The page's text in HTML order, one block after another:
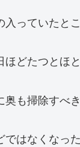
入っていたと
ほどたつとほ
奥も掃除すべ
はなくなっ